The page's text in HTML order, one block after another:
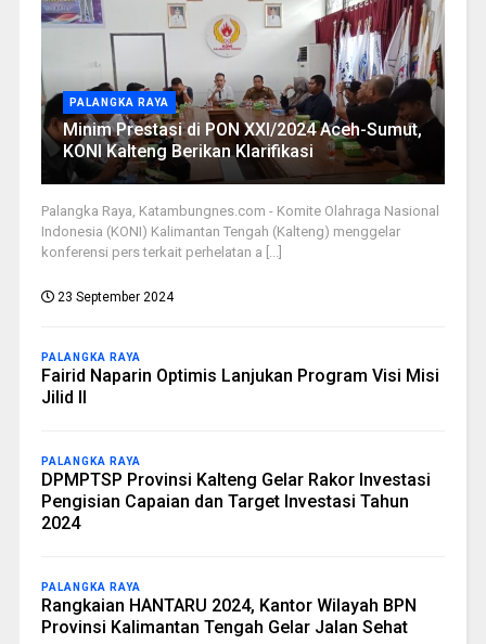
PALANGKA RAYA
Minim Prestasi di PON XXI/2024 Aceh-Sumut,
KONI Kalteng Berikan Klarifikasi
Palangka Raya, Katambungnes.com - Komite Olahraga Nasional
Indonesia (KONI) Kalimantan Tengah (Kalteng) menggelar
konferensi pers terkait perhelatan a [...]
23 September 2024
PALANGKA RAYA
Fairid Naparin Optimis Lanjukan Program Visi Misi
Jilid II
PALANGKA RAYA
DPMPTSP Provinsi Kalteng Gelar Rakor Investasi
Pengisian Capaian dan Target Investasi Tahun
2024
PALANGKA RAYA
Rangkaian HANTARU 2024, Kantor Wilayah BPN
Provinsi Kalimantan Tengah Gelar Jalan Sehat